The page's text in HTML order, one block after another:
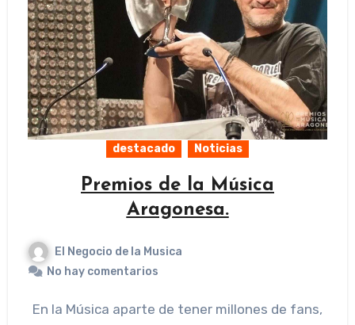
destacado Noticias
Premios de la Música
Aragonesa.
El Negocio de la Musica
No hay comentarios
En la Música aparte de tener millones de fans,